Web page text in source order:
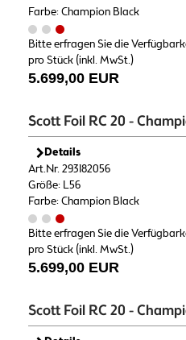
Farbe: Champion Black
Bitte erfragen Sie die
pro Stück (inkl. MwSt.)
5.699,00 EUR
Scott Foil RC 20 -
Details
Art.Nr. 293182056
Größe: L56
Farbe: Champion Black
Bitte erfragen Sie die
pro Stück (inkl. MwSt.)
5.699,00 EUR
Scott Foil RC 20 -